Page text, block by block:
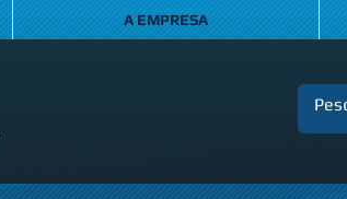
A EMPRESA